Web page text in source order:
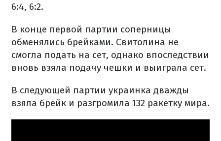
6:4, 6:2.
В конце первой партии соперницы
обменялись брейками. Свитолина не
смогла подать на сет, однако впоследствии
вновь взяла подачу чешки и выиграла сет.
В следующей партии украинка дважды
взяла брейк и разгромила 132 ракетку мира.